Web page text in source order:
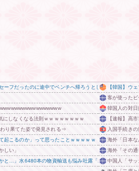
フだったのに途中でベンチへ帰ろうとしてしまうｗｗｗ
にしなくなる法則ｗｗｗｗｗｗｗｗ
り果てた姿で発見される⇒
起こるのか」って思ったことｗｗｗｗｗ
しい」
と…」水6480本の物資輸送も悩み吐露「わざわざお知ら
【韓国】ウ
客が使った
韓国人の対
【速報】高
入国手続き
海外「日本
海外「その
中国人「サ